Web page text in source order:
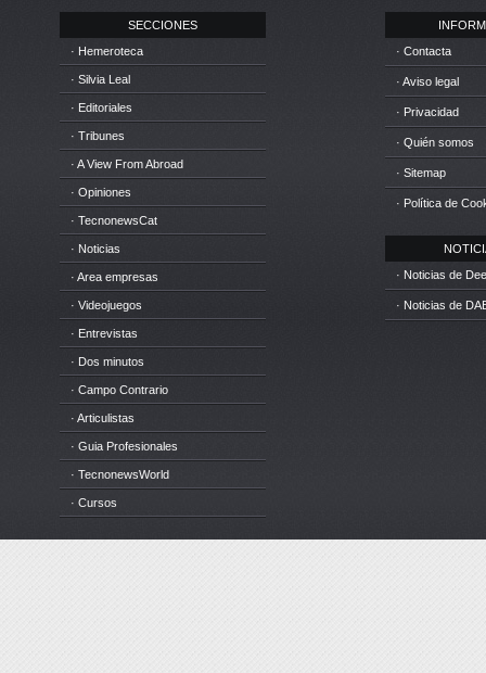
SECCIONES
· Hemeroteca
· Silvia Leal
· Editoriales
· Tribunes
· A View From Abroad
· Opiniones
· TecnonewsCat
· Noticias
· Area empresas
· Videojuegos
· Entrevistas
· Dos minutos
· Campo Contrario
· Articulistas
· Guia Profesionales
· TecnonewsWorld
· Cursos
· Contacta
· Aviso legal
· Privacidad
· Quién somos
· Sitemap
· Política de
· Noticias de
· Noticias de